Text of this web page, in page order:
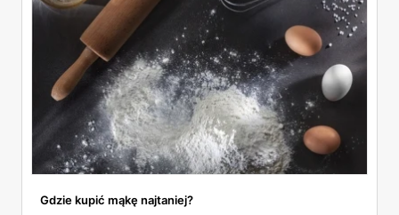
Gdzie kupić mąkę najtaniej?